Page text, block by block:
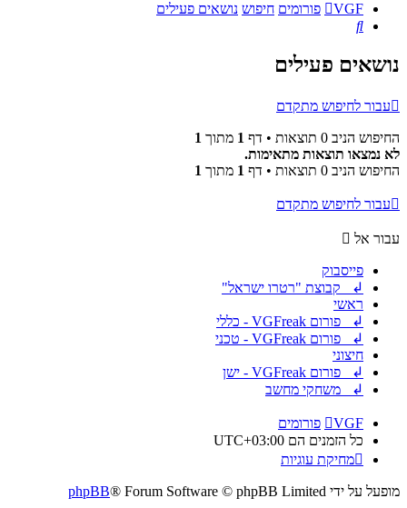
VGF פורומים חיפוש נושאים פעילים
חיפוש
נושאים פעילים
עבור לחיפוש מתקדם
החיפוש הניב 0 תוצאות • דף 1 מתוך 1
לא נמצאו תוצאות מתאימות.
החיפוש הניב 0 תוצאות • דף
1 מתוך 1
עבור לחיפוש מתקדם
עבור אל
פייסבוק
↲ קבוצת "רטרו ישראל"
ראשי
↲ פורום VGFreak - כללי
↲ פורום VGFreak - טכני
חיצוני
↲ פורום VGFreak - ישן
↲ משחקי מחשב
VGF
פורומים
כל הזמנים הם UTC+03:00
מחיקת עוגיות
מופעל על ידי phpBB® Forum Software © phpBB Limited